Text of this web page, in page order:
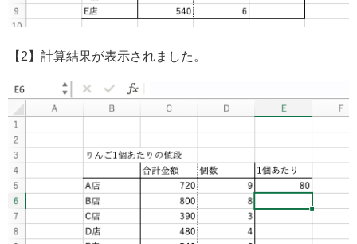
【2】計算結果が表示されました。